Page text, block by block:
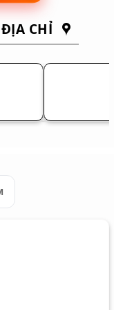
ĐỊA CHỈ